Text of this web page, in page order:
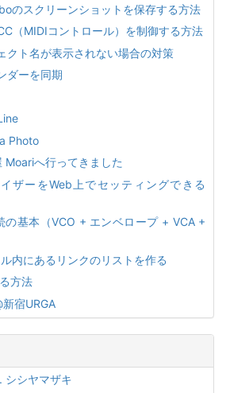
のスクリーンショットを保存する方法
（MIDIコントロール）を制御する方法
クト名が表示されない場合の対策
ダーを同期
Photo
Moariへ行ってきました
ザーをWeb上でセッティングできる
の基本（VCO + エンベロープ + VCA +
内にあるリンクのリストを作る
方法
宿URGA
シシヤマザキ